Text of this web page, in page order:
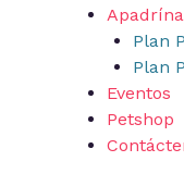
Plan
Plan
Eventos
Petshop